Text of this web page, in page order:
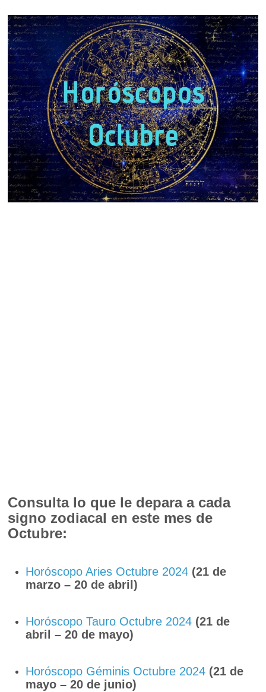
Consulta lo que le depara a cada
signo zodiacal en este mes de
Octubre:
Horóscopo Aries Octubre 2024 (21 de
marzo – 20 de abril)
Horóscopo Tauro Octubre 2024 (21 de
abril – 20 de mayo)
Horóscopo Géminis Octubre 2024 (21 de
mayo – 20 de junio)